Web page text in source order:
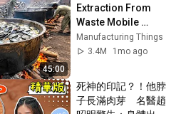
傷口癒合理想 消除全身敏感
AQ Bio Technology Group Limited
醫生推介使用AQ 不再敏感
消滅滿面痘痘
45:00
Extraction From
Waste Mobile
Phones | Incredible
Old Used Mobile
Manufacturing Things
3.4M
1mo ago
死神的印記？！他脖
子長滿肉芽　名醫趙